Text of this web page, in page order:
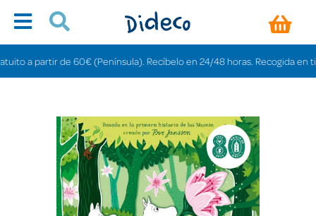
a partir de 60€ (Península). Recíbelo en 24/48 horas. Recogida en